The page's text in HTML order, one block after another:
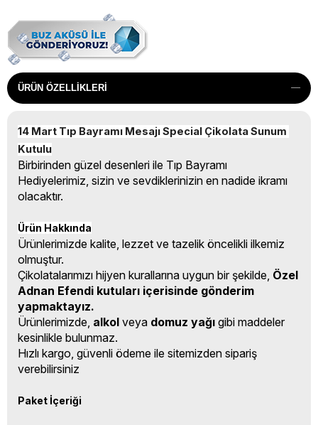
ÜRÜN ÖZELLIKLERI
14 Mart Tıp Bayramı Mesajı Special Çikolata Sunum
Kutulu
Birbirinden güzel desenleri ile Tıp Bayramı
Hediyelerimiz, sizin ve sevdiklerinizin en nadide ikramı
olacaktır.
Ürün Hakkında
Ürünlerimizde kalite, lezzet ve tazelik öncelikli ilkemiz
olmuştur.
Çikolatalarımızı hijyen kurallarına uygun bir şekilde, Özel
Adnan Efendi kutuları içerisinde gönderim
yapmaktayız.
Ürünlerimizde, alkol veya domuz yağı gibi maddeler
kesinlikle bulunmaz.
Hızlı kargo, güvenli ödeme ile sitemizden sipariş
verebilirsiniz
Paket İçeriği